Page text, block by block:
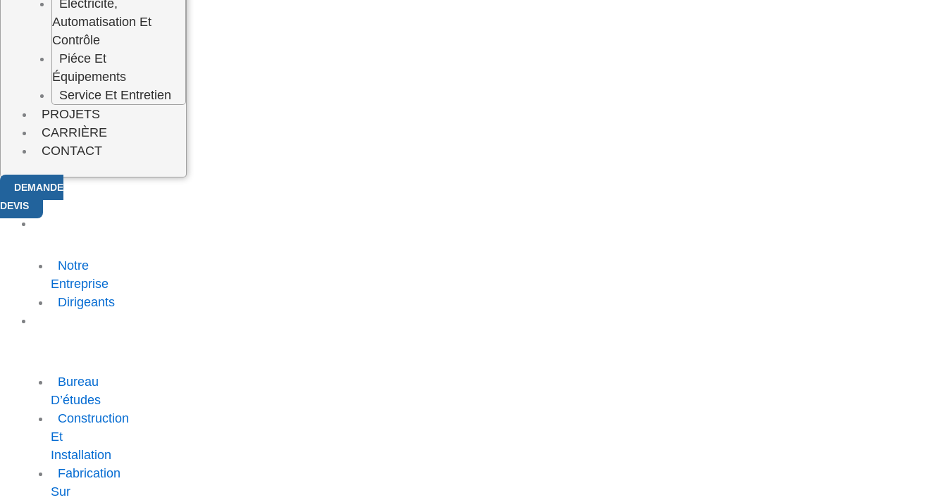
Electricité,
Automatisation Et
Contrôle
Piéce Et
Équipements
Service Et Entretien
PROJETS
CARRIÈRE
CONTACT
DEMANDE
DEVIS
Notre
Entreprise
Dirigeants
Bureau
D’études
Construction
Et
Installation
Fabrication
Sur